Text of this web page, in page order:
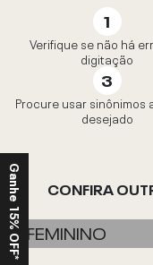
Verifique se não há
digitação
Procure usar sinônimos
desejado
CONFIRA
FEMININO
Ganhe 15% OFF*